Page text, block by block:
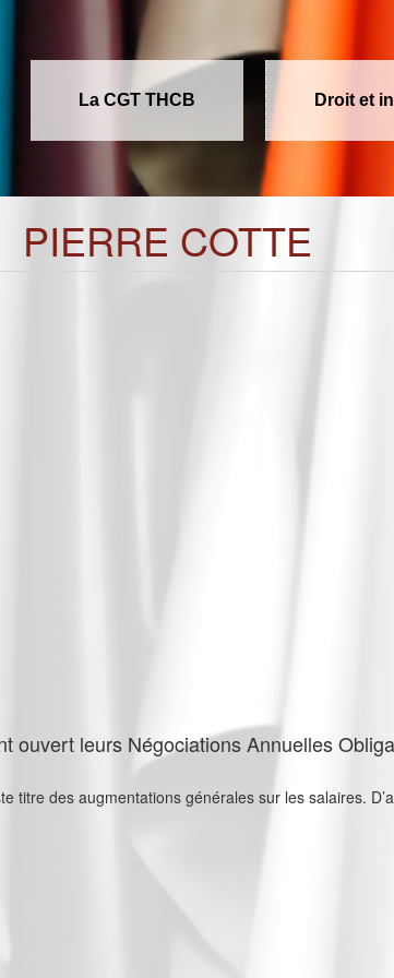
La CGT THCB Droit et
PIERRE COTTE
ouvert leurs Négociations Annuelles
titre des augmentations générales sur les salaires.